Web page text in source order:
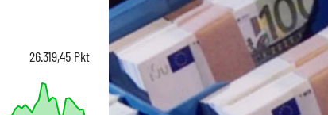
26.319,45 Pkt